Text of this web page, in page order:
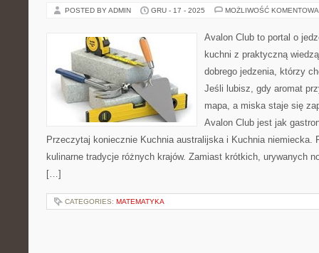
POSTED BY ADMIN GRU - 17 - 2025 MOŻLIWOŚĆ
Avalon Club to portal o
kuchni z praktyczną
dobrego jedzenia, którzy
Jeśli lubisz, gdy aromat
mapa, a miska staje się
Avalon Club jest jak
Przeczytaj koniecznie Kuchnia australijska i Kuchnia niemiecka.
kulinarne tradycje różnych krajów. Zamiast krótkich, urywanych
[…]
CATEGORIES: MATEMATYKA